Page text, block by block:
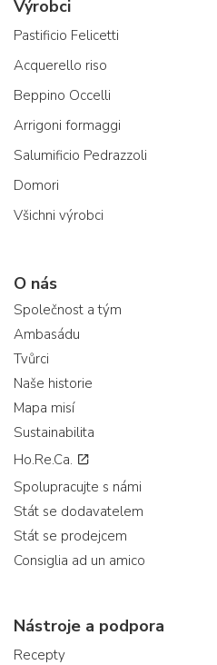
Výrobci
Pastificio Felicetti
Acquerello riso
Beppino Occelli
Arrigoni formaggi
Salumificio Pedrazzoli
Domori
Všichni výrobci
O nás
Společnost a tým
Ambasádu
Tvůrci
Naše historie
Mapa misí
Sustainabilita
Ho.Re.Ca.
Spolupracujte s námi
Stát se dodavatelem
Stát se prodejcem
Consiglia ad un amico
Nástroje a podpora
Recepty